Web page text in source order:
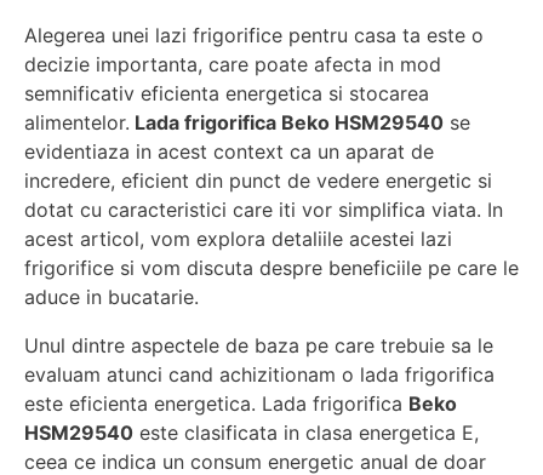
Alegerea unei lazi frigorifice pentru casa ta este o
decizie importanta, care poate afecta in mod
semnificativ eficienta energetica si stocarea
alimentelor. Lada frigorifica Beko HSM29540 se
evidentiaza in acest context ca un aparat de
incredere, eficient din punct de vedere energetic si
dotat cu caracteristici care iti vor simplifica viata. In
acest articol, vom explora detaliile acestei lazi
frigorifice si vom discuta despre beneficiile pe care le
aduce in bucatarie.
Unul dintre aspectele de baza pe care trebuie sa le
evaluam atunci cand achizitionam o lada frigorifica
este eficienta energetica. Lada frigorifica Beko
HSM29540 este clasificata in clasa energetica E,
ceea ce indica un consum energetic anual de doar